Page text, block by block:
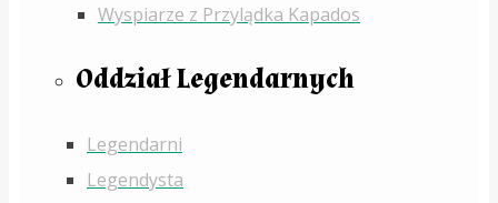
Wyspiarze z Przylądka Kapados
Oddział Legendarnych
Legendarni
Legendysta